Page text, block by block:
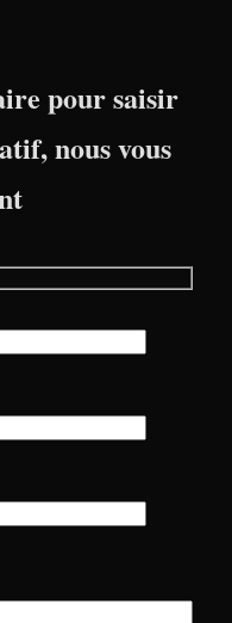
pour saisir
nous vous